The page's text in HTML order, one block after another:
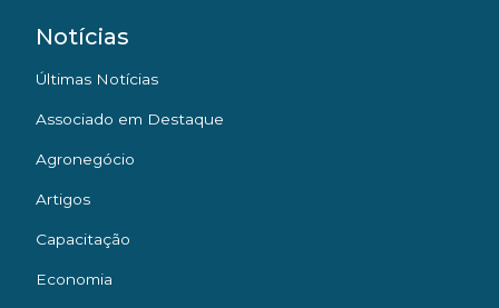
Notícias
Últimas Notícias
Associado em Destaque
Agronegócio
Artigos
Capacitação
Economia